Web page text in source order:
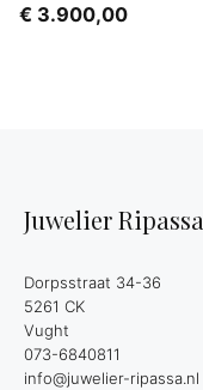
€ 3.900,00
Juwelier Ripassa
Dorpsstraat 34-36
5261 CK
Vught
073-6840811
info@juwelier-ripassa.nl